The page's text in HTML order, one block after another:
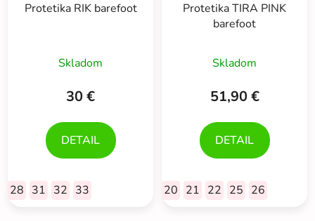
Protetika RIK barefoot
Skladom
30 €
DETAIL
28 31 32 33
Protetika TIRA PINK
barefoot
Skladom
51,90 €
DETAIL
20 21 22 25 26